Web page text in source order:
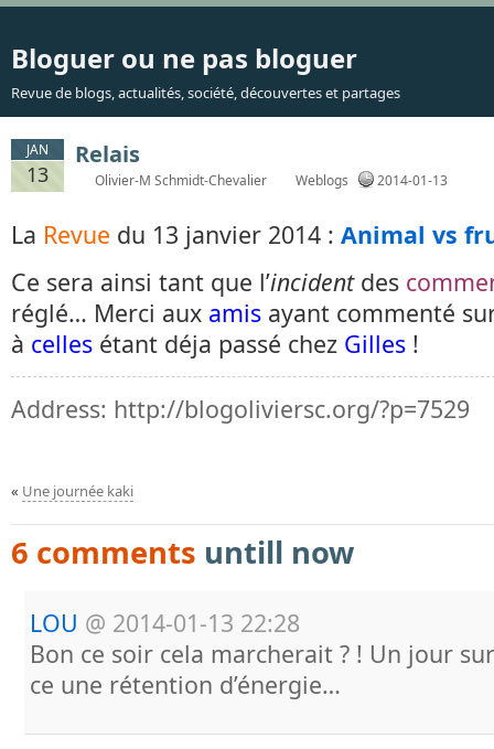
Bloguer ou ne pas bloguer
Revue de blogs, actualités, société, découvertes et partages
JAN
13
Relais
Olivier-M Schmidt-Chevalier Weblogs 2014-01-13
La Revue du 13 janvier 2014 : Animal vs
Ce sera ainsi tant que l’incidentdes
réglé… Merci aux amis ayant commenté
à celles étant déja passé chez Gilles !
Address: http://blogoliviersc.org/?p=7529
« Une journée kaki
6 comments untill now
LOU @ 2014-01-13 22:28
Bon ce soir cela marcherait ? ! Un jour
ce une rétention d’énergie…